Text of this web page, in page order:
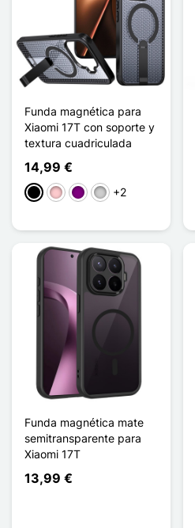
Funda magnética para
Xiaomi 17T con soporte y
textura cuadriculada
14,99 €
NegroRosaPúrpura
Plata+2
Funda magnética mate
semitransparente para
Xiaomi 17T
13,99 €